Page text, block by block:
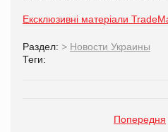
Ексклюзивні матеріали
Раздел: > Новости Украины
Теги:
Попередня